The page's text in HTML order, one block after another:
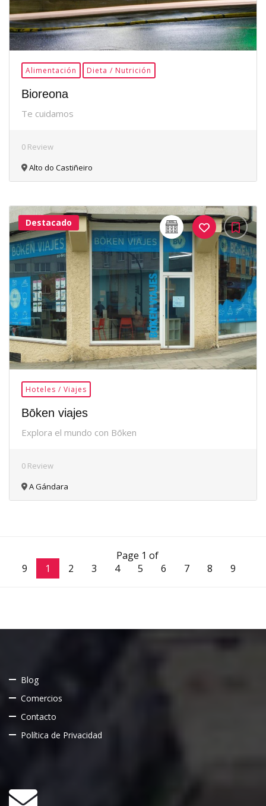
Alimentación Dieta / Nutrición
Bioreona
Te cuidamos
0 Review
Alto do Castiñeiro
32Me
Gusta
Destacado
Hoteles / Viajes
Bōken viajes
Explora el mundo con Bōken
0 Review
A Gándara
Page 1 of
9
1 2 3 4 5 6 7 8 9
Blog
Comercios
Contacto
Política de Privacidad